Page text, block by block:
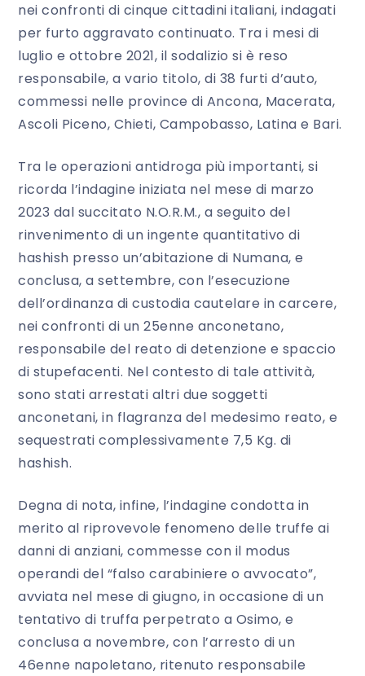
nei confronti di cinque cittadini italiani, indagati
per furto aggravato continuato. Tra i mesi di
luglio e ottobre 2021, il sodalizio si è reso
responsabile, a vario titolo, di 38 furti d’auto,
commessi nelle province di Ancona, Macerata,
Ascoli Piceno, Chieti, Campobasso, Latina e Bari.
Tra le operazioni antidroga più importanti, si
ricorda l’indagine iniziata nel mese di marzo
2023 dal succitato N.O.R.M., a seguito del
rinvenimento di un ingente quantitativo di
hashish presso un’abitazione di Numana, e
conclusa, a settembre, con l’esecuzione
dell’ordinanza di custodia cautelare in carcere,
nei confronti di un 25enne anconetano,
responsabile del reato di detenzione e spaccio
di stupefacenti. Nel contesto di tale attività,
sono stati arrestati altri due soggetti
anconetani, in flagranza del medesimo reato, e
sequestrati complessivamente 7,5 Kg. di
hashish.
Degna di nota, infine, l’indagine condotta in
merito al riprovevole fenomeno delle truffe ai
danni di anziani, commesse con il modus
operandi del “falso carabiniere o avvocato”,
avviata nel mese di giugno, in occasione di un
tentativo di truffa perpetrato a Osimo, e
conclusa a novembre, con l’arresto di un
46enne napoletano, ritenuto responsabile